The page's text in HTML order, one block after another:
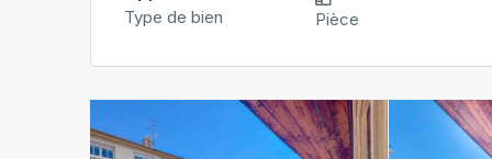
Type de bien Pièce